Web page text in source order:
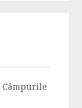
Câmpurile